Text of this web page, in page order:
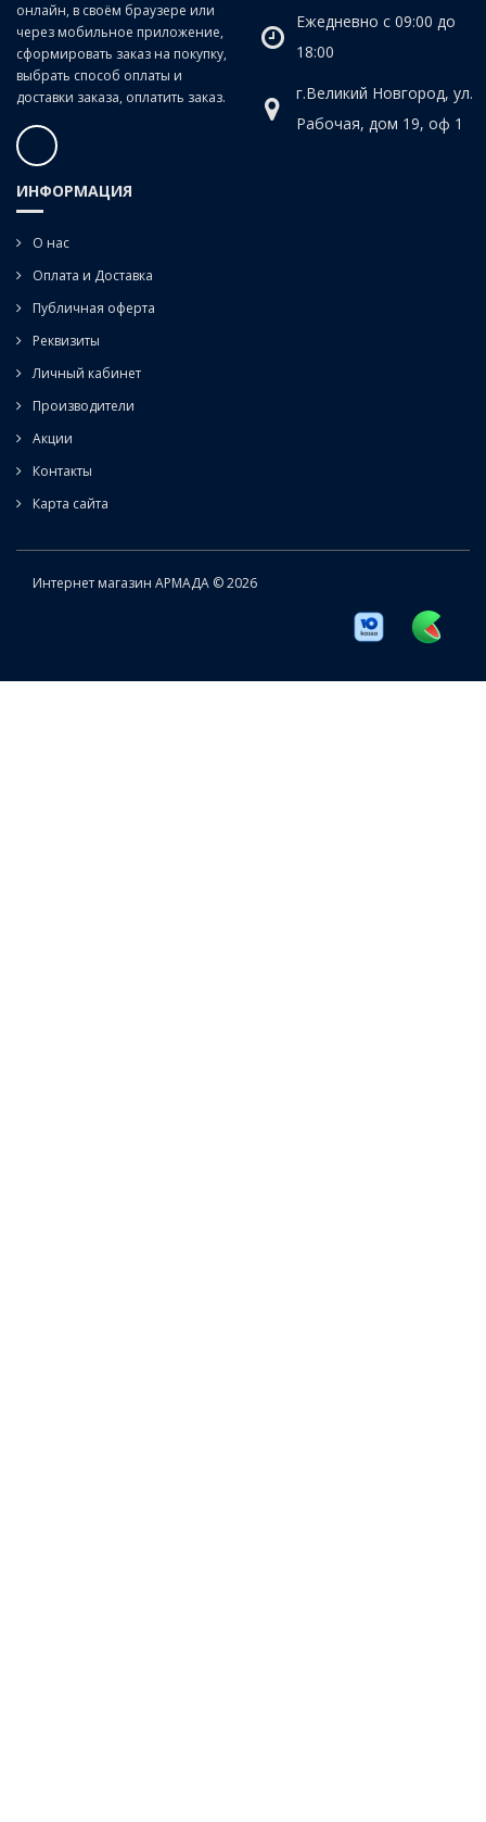
онлайн, в своём браузере или
через мобильное приложение,
сформировать заказ на покупку,
выбрать способ оплаты и
доставки заказа, оплатить заказ.
Ежедневно с 09:00 до
18:00
г.Великий Новгород, ул.
Рабочая, дом 19, оф 1
ИНФОРМАЦИЯ
О нас
Оплата и Доставка
Публичная оферта
Реквизиты
Личный кабинет
Производители
Акции
Контакты
Карта сайта
Интернет магазин АРМАДА © 2026